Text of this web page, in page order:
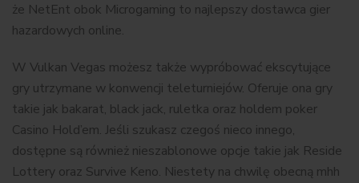
że NetEnt obok Microgaming to najlepszy dostawca gier
hazardowych online.
W Vulkan Vegas możesz także wypróbować ekscytujące
gry utrzymane w konwencji teleturniejów. Oferuje ona gry
takie jak bakarat, black jack, ruletka oraz holdem poker
Casino Hold’em. Jeśli szukasz czegoś nieco innego,
dostępne są również nieszablonowe opcje takie jak Reside
Lottery oraz Survive Keno. Niestety na chwilę obecną mhh